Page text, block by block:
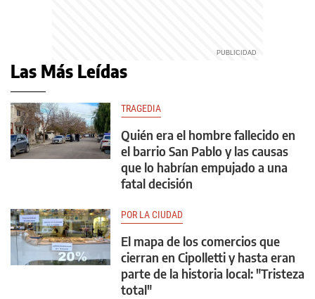
Las Más Leídas
TRAGEDIA
Quién era el hombre fallecido en
el barrio San Pablo y las causas
que lo habrían empujado a una
fatal decisión
POR LA CIUDAD
El mapa de los comercios que
cierran en Cipolletti y hasta eran
parte de la historia local: "Tristeza
total"